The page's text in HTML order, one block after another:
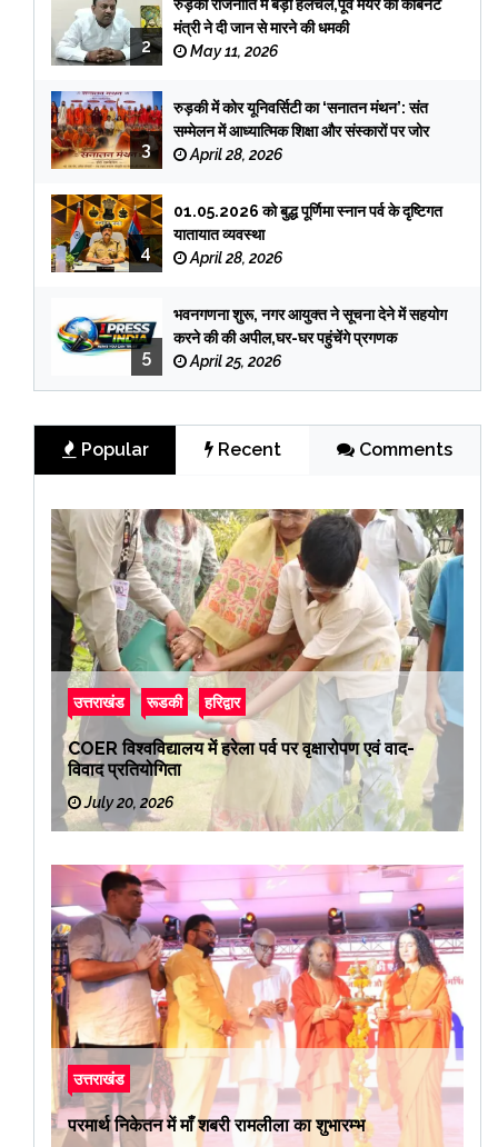
2
रुड़की राजनीति में बड़ी हलचल,पूर्व मेयर को कैबिनेट
मंत्री ने दी जान से मारने की धमकी
May 11, 2026
3
रुड़की में कोर यूनिवर्सिटी का ‘सनातन मंथन’: संत
सम्मेलन में आध्यात्मिक शिक्षा और संस्कारों पर जोर
April 28, 2026
4
01.05.2026 को बुद्ध पूर्णिमा स्नान पर्व के दृष्टिगत
यातायात व्यवस्था
April 28, 2026
5
भवनगणना शुरू, नगर आयुक्त ने सूचना देने में सहयोग
करने की की अपील,घर-घर पहुंचेंगे प्रगणक
April 25, 2026
Popular Recent Comments
उत्तराखंड रूडकी हरिद्वार
COER विश्वविद्यालय में हरेला पर्व पर वृक्षारोपण एवं वाद-
विवाद प्रतियोगिता
July 20, 2026
उत्तराखंड
परमार्थ निकेतन में माँ शबरी रामलीला का शुभारम्भ